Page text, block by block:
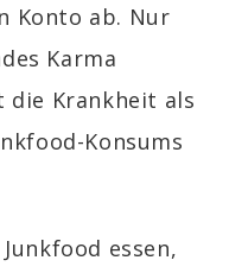
Konto ab. Nur
Karma
Krankheit als
Konsums
essen,